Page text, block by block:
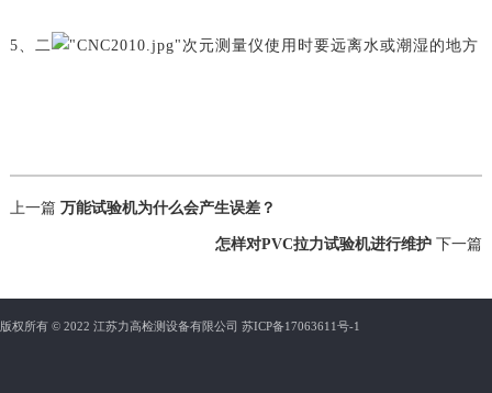
5、二 次元测量仪使用时要远离水或潮湿的地方
上一篇 万能试验机为什么会产生误差？
怎样对PVC拉力试验机进行维护 下一篇
版权所有 © 2022 江苏力高检测设备有限公司 苏ICP备17063611号-1